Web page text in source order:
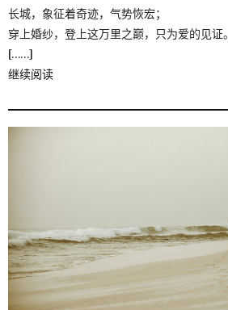
长城，象征着奇迹，气势恢宏；
穿上婚纱，登上这万里之巅，只为爱的见证。
[……]
继续阅读